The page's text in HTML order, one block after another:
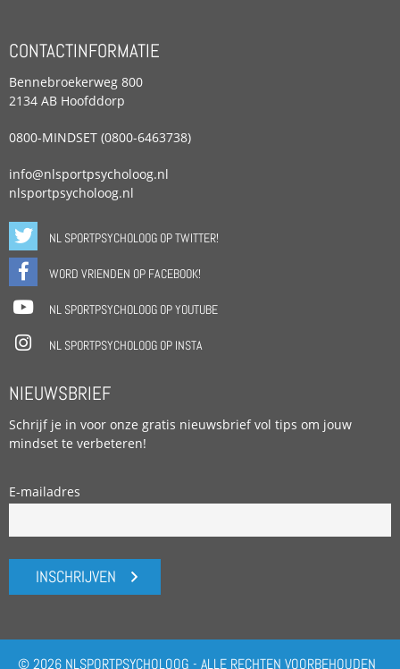
CONTACTINFORMATIE
Bennebroekerweg 800
2134 AB Hoofddorp
0800-MINDSET (0800-6463738)
info@nlsportpsycholoog.nl
nlsportpsycholoog.nl
NL SPORTPSYCHOLOOG OP TWITTER!
WORD VRIENDEN OP FACEBOOK!
NL SPORTPSYCHOLOOG OP YOUTUBE
NL SPORTPSYCHOLOOG OP INSTA
NIEUWSBRIEF
Schrijf je in voor onze gratis nieuwsbrief vol tips om jouw
mindset te verbeteren!
E-mailadres
INSCHRIJVEN
© 2026 NLSPORTPSYCHOLOOG - ALLE RECHTEN VOORBEHOUDEN